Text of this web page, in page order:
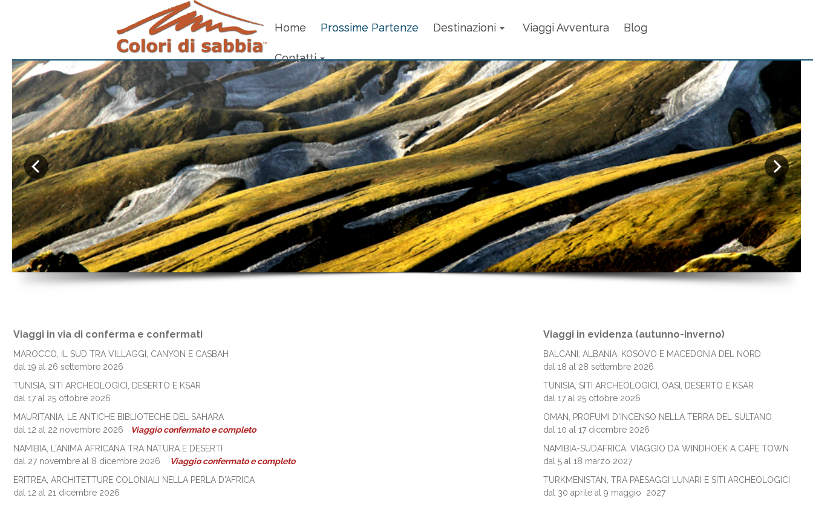
Home Prossime Partenze Destinazioni Viaggi Avventura Blog
Contatti
Viaggi in via di conferma e confermati
MAROCCO, IL SUD TRA VILLAGGI, CANYON E CASBAH
dal 19 al 26 settembre 2026
TUNISIA, SITI ARCHEOLOGICI, DESERTO E KSAR
dal 17 al 25 ottobre 2026
MAURITANIA, LE ANTICHE BIBLIOTECHE DEL SAHARA
dal 12 al 22 novembre 2026
Viaggio confermato e completo
NAMIBIA, L'ANIMA AFRICANA TRA NATURA E DESERTI
dal 27 novembre al 8 dicembre 2026
Viaggio confermato e completo
ERITREA, ARCHITETTURE COLONIALI NELLA PERLA D'AFRICA
dal 12 al 21 dicembre 2026
Viaggi in evidenza (autunno-inverno)
BALCANI, ALBANIA, KOSOVO E MACEDONIA DEL NORD
dal 18 al 28 settembre 2026
TUNISIA, SITI ARCHEOLOGICI, OASI, DESERTO E KSAR
dal 17 al 25 ottobre 2026
OMAN, PROFUMI D'INCENSO NELLA TERRA DEL SULTANO
dal 10 al 17 dicembre 2026
NAMIBIA-SUDAFRICA, VIAGGIO DA WINDHOEK A CAPE TOWN
dal 5 al 18 marzo 2027
TURKMENISTAN, TRA PAESAGGI LUNARI E SITI ARCHEOLOGICI
dal 30 aprile al 9 maggio 2027